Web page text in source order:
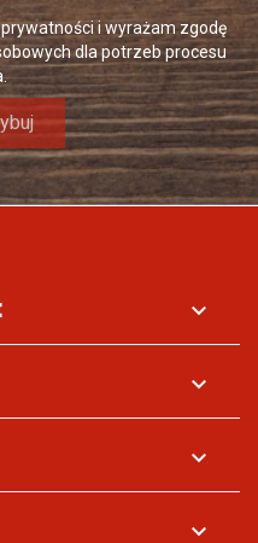
i wyrażam zgodę
dla potrzeb procesu



